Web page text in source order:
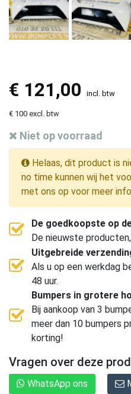
€ 121,00 incl. btw
€ 100 excl. btw
Niet op voorraad
Helaas, dit product is
no time kunnen wij het
met ons op voor meer
De goedkoopste op
De nieuwste
Uitgebreide
Als u op een werkdag
48 uur.
Bumpers in grotere
Bij aankoop van 3
meer dan 10 bumpers
korting!
Vragen over deze
WhatsApp ons